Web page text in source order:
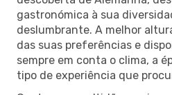
gastronómica à sua
deslumbrante. A melhor
das suas preferências e
sempre em conta o clima, a
tipo de experiência que